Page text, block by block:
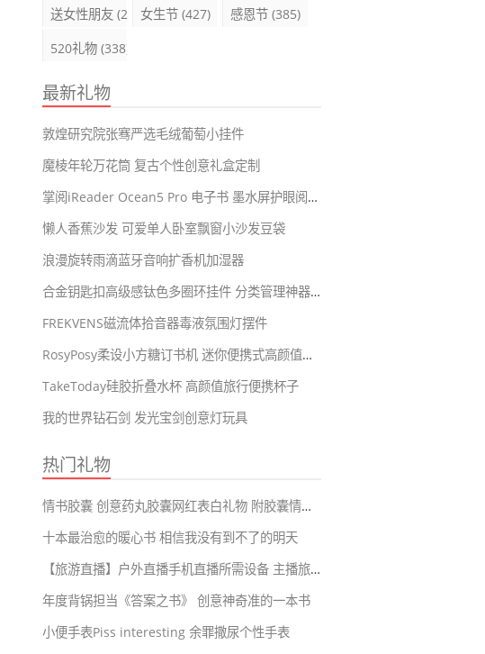
送女性朋友 (285)女生节 (427) 感恩节 (385)
520礼物 (338)
最新礼物
敦煌研究院张骞严选毛绒葡萄小挂件
魔棱年轮万花筒 复古个性创意礼盒定制
掌阅iReader Ocean5 Pro 电子书 墨水屏护眼阅读器
懒人香蕉沙发 可爱单人卧室飘窗小沙发豆袋
浪漫旋转雨滴蓝牙音响扩香机加湿器
合金钥匙扣高级感钛色多圈环挂件 分类管理神器可拆卸串链
FREKVENS磁流体拾音器毒液氛围灯摆件
RosyPosy柔设小方糖订书机 迷你便携式高颜值可爱手握式订书器
TakeToday硅胶折叠水杯 高颜值旅行便携杯子
我的世界钻石剑 发光宝剑创意灯玩具
热门礼物
情书胶囊 创意药丸胶囊网红表白礼物 附胶囊情话短句99大全
十本最治愈的暖心书 相信我没有到不了的明天
【旅游直播】户外直播手机直播所需设备 主播旅游再也不会耽误直播啦
年度背锅担当《答案之书》 创意神奇准的一本书
小便手表Piss interesting 余罪撒尿个性手表